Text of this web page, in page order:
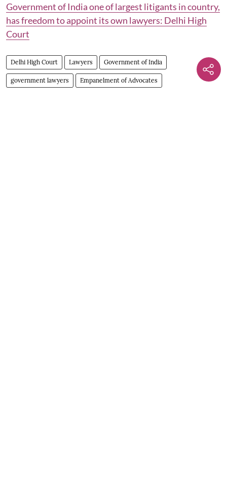
Government of India one of largest litigants in country,
has freedom to appoint its own lawyers: Delhi High
Court
Delhi High Court Lawyers Government of India
government lawyers Empanelment of Advocates